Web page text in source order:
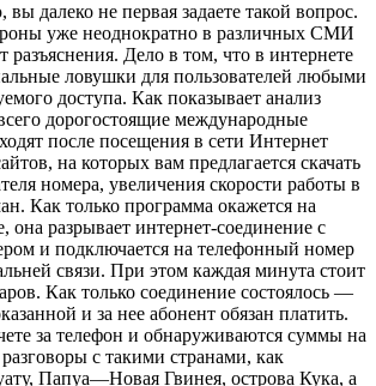
далеко не первая задаете такой вопрос.
уже неоднократно в различных СМИ
разъяснения. Дело в том, что в интернете
ловушки для пользователей любыми
доступа. Как показывает анализ
дорогостоящие международные
после посещения в сети Интернет
на которых вам предлагается скачать
номера, увеличения скорости работы в
Как только программа окажется на
она разрывает интернет-соединение с
и подключается на телефонный номер
связи. При этом каждая минута стоит
Как только соединение состоялось —
и за нее абонент обязан платить.
за телефон и обнаруживаются суммы на
с такими странами, как
Папуа—Новая Гвинея, острова Кука, а